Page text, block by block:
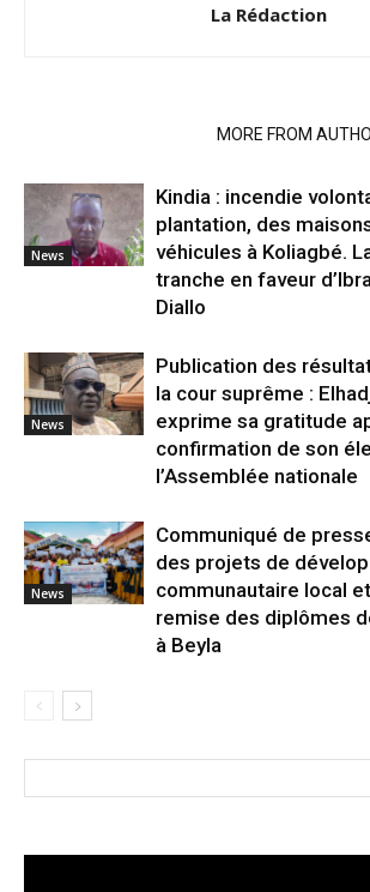
La Rédaction
MORE FROM
News
Kindia : incendie
plantation, des
véhicules à Koliagbé.
tranche en faveur
Diallo
News
Publication des
la cour suprême :
exprime sa gratitude
confirmation de son
l’Assemblée nationale
News
Communiqué de
des projets de
communautaire local
remise des diplômes
à Beyla